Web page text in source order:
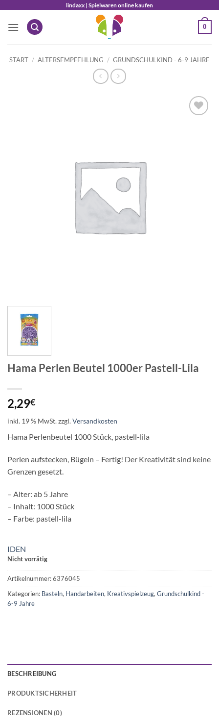
springen
lindaxx | Spielwaren online kaufen
0
START / ALTERSEMPFEHLUNG / GRUNDSCHULKIND - 6-9 JAHRE
Hama Perlen Beutel 1000er Pastell-Lila
2,29€
inkl. 19 % MwSt.zzgl.Versandkosten
Hama Perlenbeutel 1000 Stück, pastell-lila
Perlen aufstecken, Bügeln – Fertig! Der Kreativität sind keine
Grenzen gesetzt.
– Alter: ab 5 Jahre
– Inhalt: 1000 Stück
– Farbe: pastell-lila
IDEN
Nicht vorrätig
Artikelnummer:6376045
Kategorien: Basteln, Handarbeiten, Kreativspielzeug, Grundschulkind -
6-9 Jahre
BESCHREIBUNG
PRODUKTSICHERHEIT
REZENSIONEN (0)